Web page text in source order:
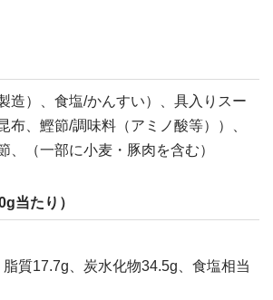
造）、食塩/かんすい）、具入りスー
布、鰹節/調味料（アミノ酸等））、
、（一部に小麦・豚肉を含む）
当たり）
質17.7g、炭水化物34.5g、食塩相当